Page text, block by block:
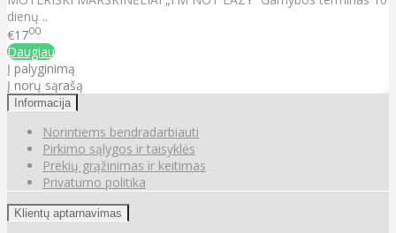
dienų ..
€1700
Daugiau
Į palyginimą
Į norų sąrašą
Informacija
Norintiems bendradarbiauti
Pirkimo sąlygos ir taisyklės
Prekių grąžinimas ir keitimas
Privatumo politika
Klientų aptarnavimas